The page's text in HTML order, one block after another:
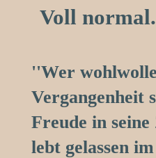
Voll
''Wer
Vergangenheit
Freude in
lebt gelassen